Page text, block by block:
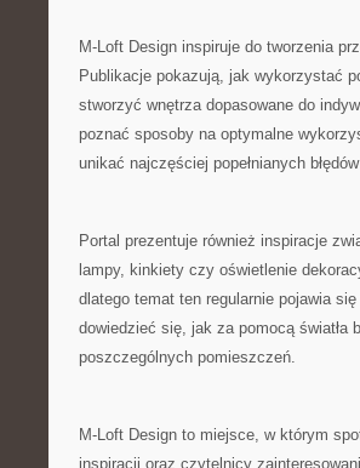
M-Loft Design inspiruje do tworzenia
Publikacje pokazują, jak wykorzystać
stworzyć wnętrza dopasowane do
poznać sposoby na optymalne
unikać najczęściej popełnianych
Portal prezentuje również inspiracje
lampy, kinkiety czy oświetlenie
dlatego temat ten regularnie pojawia
dowiedzieć się, jak za pomocą światła
poszczególnych pomieszczeń.
M-Loft Design to miejsce, w którym
inspiracji oraz czytelnicy